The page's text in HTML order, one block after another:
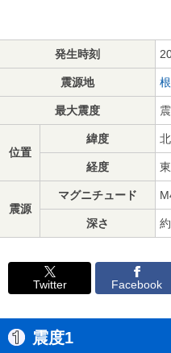
発生時刻
震源地
最大震度
位置
緯度
経度
震源
マグニチュード
深さ
Twitter Facebook
震度1